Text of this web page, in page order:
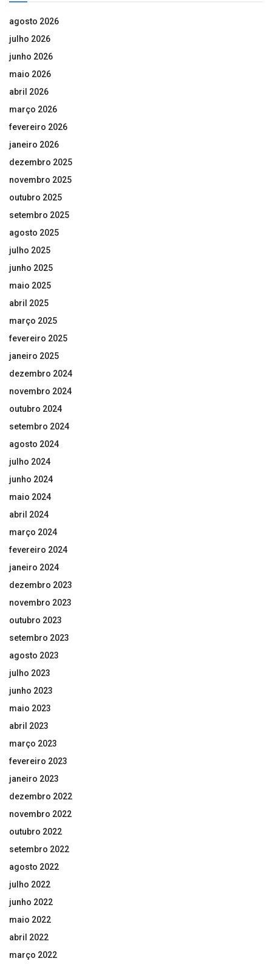
agosto 2026
julho 2026
junho 2026
maio 2026
abril 2026
março 2026
fevereiro 2026
janeiro 2026
dezembro 2025
novembro 2025
outubro 2025
setembro 2025
agosto 2025
julho 2025
junho 2025
maio 2025
abril 2025
março 2025
fevereiro 2025
janeiro 2025
dezembro 2024
novembro 2024
outubro 2024
setembro 2024
agosto 2024
julho 2024
junho 2024
maio 2024
abril 2024
março 2024
fevereiro 2024
janeiro 2024
dezembro 2023
novembro 2023
outubro 2023
setembro 2023
agosto 2023
julho 2023
junho 2023
maio 2023
abril 2023
março 2023
fevereiro 2023
janeiro 2023
dezembro 2022
novembro 2022
outubro 2022
setembro 2022
agosto 2022
julho 2022
junho 2022
maio 2022
abril 2022
março 2022